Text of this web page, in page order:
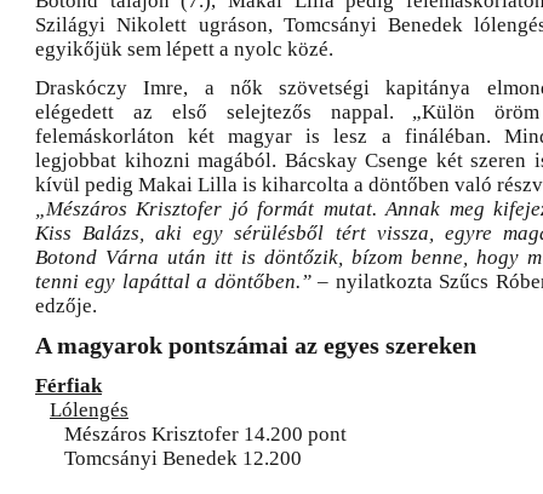
Szilágyi Nikolett ugráson, Tomcsányi Benedek
egyikőjük sem lépett a nyolc közé.
Draskóczy Imre, a nők szövetségi kapitánya
elégedett az első selejtezős nappal. „Külön
felemáskorláton két magyar is lesz a fináléban.
legjobbat kihozni magából. Bácskay Csenge két szeren
kívül pedig Makai Lilla is kiharcolta a döntőben való
„Mészáros Krisztofer jó formát mutat. Annak meg
Kiss Balázs, aki egy sérülésből tért vissza, egyre
Botond Várna után itt is döntőzik, bízom benne, hogy
tenni egy lapáttal a döntőben.”– nyilatkozta Szűcs
edzője.
A magyarok pontszámai az egyes szereken
Férfiak
Lólengés
Mészáros Krisztofer 14.200 pont
Tomcsányi Benedek 12.200